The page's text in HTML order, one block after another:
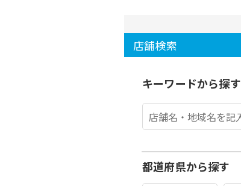
店舗検索
キーワードから探す
都道府県から探す